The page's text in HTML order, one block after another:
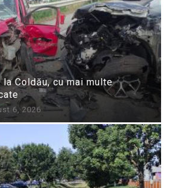
la Coldău, cu mai multe
6, 2026